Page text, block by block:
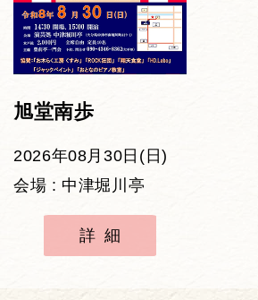
旭堂南歩
2026年08月30日(日)
会場 : 中津堀川亭
詳細